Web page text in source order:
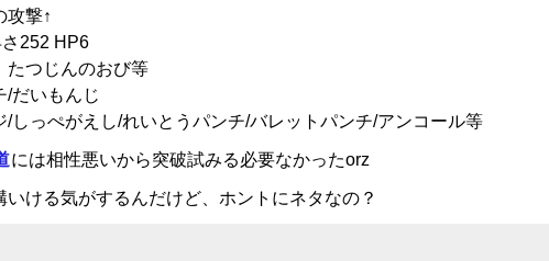
攻撃↑
252 HP6
たつじんのおび等
/だいもんじ
しっぺがえし/れいとうパンチ/バレットパンチ/アンコール等
には相性悪いから突破試みる必要なかったorz
いける気がするんだけど、ホントにネタなの？